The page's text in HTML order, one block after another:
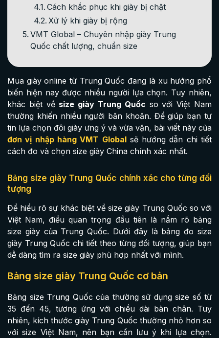
Cách khắc phục khi giày bị chật
Xử lý khi giày bị rộng
VMT Global – Chuyên nhập giày Trung
Quốc chất lượng, chuẩn size
Mua giày online từ Trung Quốc đang là xu hướng phổ
biến hiện nay được nhiều người lựa chọn. Tuy nhiên,
khác biệt về size giày Trung Quốc so với Việt Nam
thường khiến nhiều người băn khoăn. Để giúp bạn tự
tin lựa chọn đôi giày ưng ý và vừa vặn, bài viết này của
đơn vị nhập hàng VMT Globalsẽ hướng dẫn chi tiết
cách đo và chọn size giày China chính xác nhất.
Bảng size giày Trung Quốc chính xác cho từng đối
tượng
Để hiểu rõ sự khác biệt về size giày Trung Quốc so với
Việt Nam, điều quan trọng đầu tiên là nắm rõ bảng
size giày của Trung Quốc. Dưới đây là bảng đo size
giày Trung Quốc​ chi tiết theo từng đối tượng, giúp bạn
dễ dàng tìm ra size giày phù hợp nhất với mình.
Bảng size giày Trung Quốc cơ bản
Bảng size Trung Quốc của thường sử dụng size số từ
35 đến 45, tương ứng với chiều dài bàn chân. Tuy
nhiên, kích thước giày Trung Quốc thường nhỏ hơn so
với size Việt Nam, nên bạn cần lưu ý khi lựa chọn.